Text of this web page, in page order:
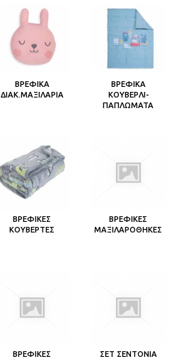
ΒΡΕΦΙΚΑ
ΔΙΑΚ.ΜΑΞΙΛΑΡΙΑ
ΒΡΕΦΙΚΑ
ΚΟΥΒΕΡΛΙ-
ΠΑΠΛΩΜΑΤΑ
ΒΡΕΦΙΚΕΣ
ΚΟΥΒΕΡΤΕΣ
ΒΡΕΦΙΚΕΣ
ΜΑΞΙΛΑΡΟΘΗΚΕΣ
ΒΡΕΦΙΚΕΣ
ΣΕΤ ΣΕΝΤΟΝΙΑ